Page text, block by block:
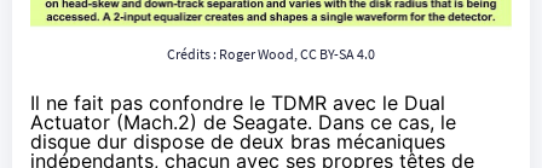
Crédits : Roger Wood, CC BY-SA 4.0
Il ne fait pas confondre le TDMR avec le Dual
Actuator(Mach.2) de Seagate. Dans ce cas, le
disque dur dispose de deux bras mécaniques
indépendants, chacun avec ses propres têtes de